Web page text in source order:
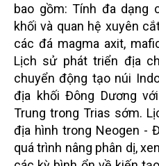
bao gồm: Tính đa dạng
khối và quan hệ xuyên
các đá magma axit,
Lịch sử phát triển địa
chuyển động tạo núi
địa khối Đông Dương
Trung trong Trias sớm.
địa hình trong Neogen -
quá trình nâng phân dị,